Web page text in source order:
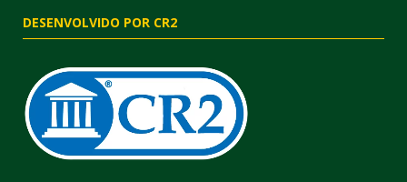
DESENVOLVIDO POR CR2